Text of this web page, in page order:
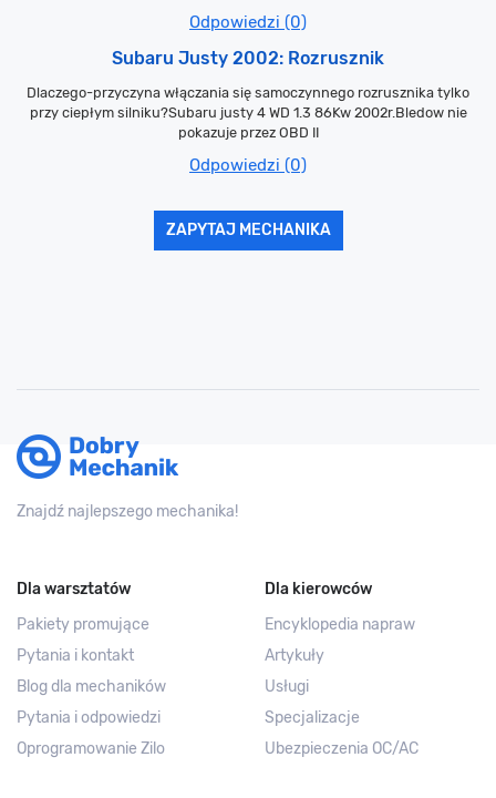
Odpowiedzi (0)
Subaru Justy 2002: Rozrusznik
Dlaczego-przyczyna włączania się samoczynnego rozrusznika tylko
przy ciepłym silniku?Subaru justy 4 WD 1.3 86Kw 2002r.Bledow nie
pokazuje przez OBD II
Odpowiedzi (0)
ZAPYTAJ MECHANIKA
Znajdź najlepszego mechanika!
Dla warsztatów
Pakiety promujące
Pytania i kontakt
Blog dla mechaników
Pytania i odpowiedzi
Oprogramowanie Zilo
Dla kierowców
Encyklopedia napraw
Artykuły
Usługi
Specjalizacje
Ubezpieczenia OC/AC